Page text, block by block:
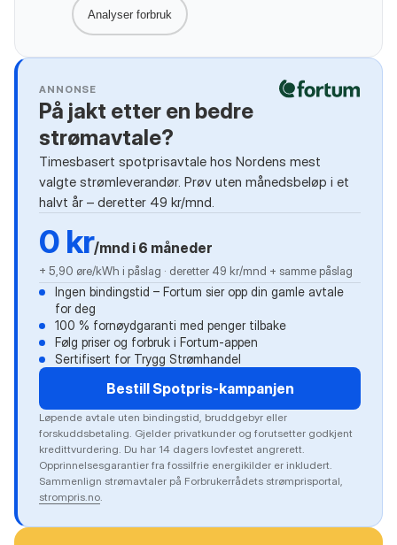
Analyser forbruk
ANNONSE
På jakt etter en bedre
strømavtale?
Timesbasert spotprisavtale hos Nordens mest
valgte strømleverandør. Prøv uten månedsbeløp i et
halvt år – deretter 49 kr/mnd.
0 kr/mnd i 6 måneder
+ 5,90 øre/kWh i påslag · deretter 49 kr/mnd + samme påslag
Ingen bindingstid – Fortum sier opp din gamle avtale
for deg
100 % fornøydgaranti med penger tilbake
Følg priser og forbruk i Fortum-appen
Sertifisert for Trygg Strømhandel
Bestill Spotpris-kampanjen
Løpende avtale uten bindingstid, bruddgebyr eller
forskuddsbetaling. Gjelder privatkunder og forutsetter godkjent
kredittvurdering. Du har 14 dagers lovfestet angrerett.
Opprinnelsesgarantier fra fossilfrie energikilder er inkludert.
Sammenlign strømavtaler på Forbrukerrådets strømprisportal,
strompris.no.